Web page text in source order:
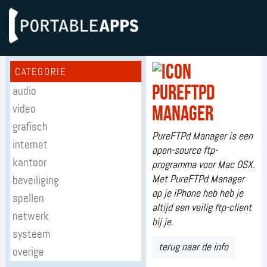
CATEGORIE
audio
video
grafisch
internet
kantoor
beveiliging
spellen
netwerk
systeem
overige
PureFTPd
Manager
PureFTPd Manager is een
open-source ftp-
programma voor Mac OSX.
Met PureFTPd Manager
op je iPhone heb heb je
altijd een veilig ftp-client
bij je.
terug naar de info